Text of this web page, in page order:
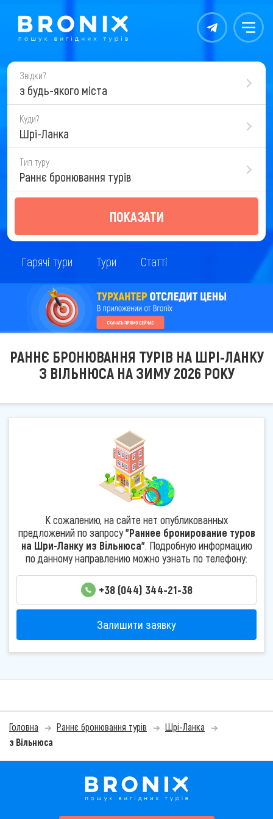
Контакты Меню
Звідки?
з будь-якого міста
Куди?
Шрі-Ланка
Тип туру
Раннє бронювання турів
ПОКАЗАТИ
Гарячі тури Тури Статті
РАННЄ БРОНЮВАННЯ ТУРІВ НА ШРІ-ЛАНКУ
З ВІЛЬНЮСА НА ЗИМУ 2026 РОКУ
К сожалению, на сайте нет опубликованных
предложений по запросу"Раннее бронирование туров
на Шри-Ланку из Вільнюса". Подробную информацию
по данному направлению можно узнать по телефону:
+38 (044) 344-21-38
Залишити заявку
Головна Раннє бронювання турів
Шрі-Ланка
з Вільнюса